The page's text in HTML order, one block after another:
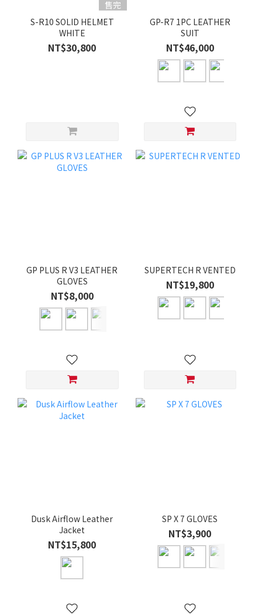
售完
S-R10 SOLID HELMET
WHITE
NT$30,800
GP-R7 1PC LEATHER
SUIT
NT$46,000
GP PLUS R V3 LEATHER
GLOVES
NT$8,000
SUPERTECH R VENTED
NT$19,800
Dusk Airflow Leather
Jacket
NT$15,800
SP X 7 GLOVES
NT$3,900